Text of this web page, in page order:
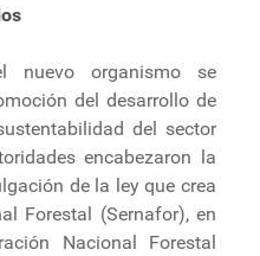
nuevo organismo se
del desarrollo de
del sector
encabezaron la
de la ley que crea
Forestal (Sernafor), en
Nacional Forestal